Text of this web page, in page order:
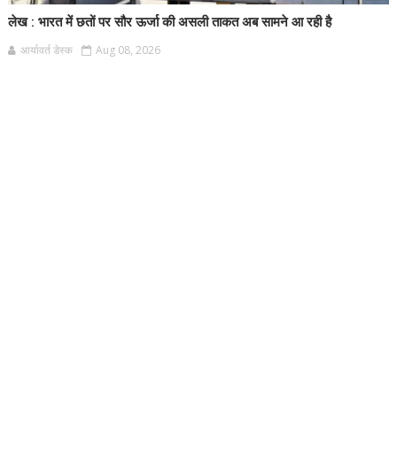
लेख : भारत में छतों पर सौर ऊर्जा की असली ताकत अब सामने आ रही है
आर्यावर्त डेस्क Aug 08, 2026